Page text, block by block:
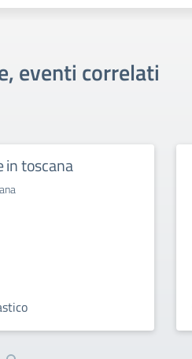
eventi correlati
in toscana